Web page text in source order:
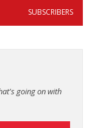
SUBSCRIBERS
going on with